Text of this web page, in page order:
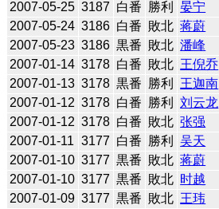
2007-05-25 3187 白番 勝利 晏宁
2007-05-24 3186 白番 敗北 蒋蔚
2007-05-23 3186 黒番 敗北 潘峰
2007-01-14 3178 白番 敗北 王倪乔
2007-01-13 3178 黒番 勝利 王迦南
2007-01-12 3178 白番 勝利 刘云龙
2007-01-12 3178 白番 敗北 张强
2007-01-11 3177 白番 勝利 吴天
2007-01-10 3177 黒番 敗北 蒋蔚
2007-01-10 3177 黒番 敗北 时越
2007-01-09 3177 黒番 敗北 王玮